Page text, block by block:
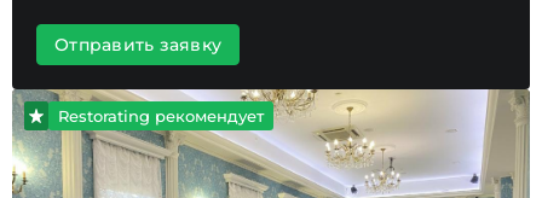
Отправить заявку
Restorating рекомендует